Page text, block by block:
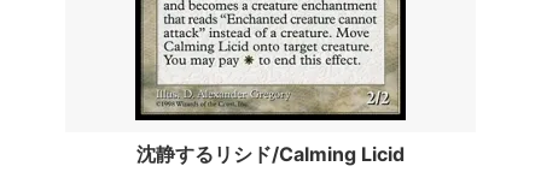
沈静するリシド/Calming Licid